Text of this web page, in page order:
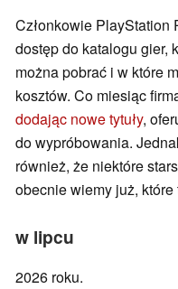
Członkowie PlayStation
dostęp do katalogu gier,
można pobrać i w które
kosztów. Co miesiąc
dodając nowe tytuły,
do wypróbowania.
również, że niektóre
obecnie wiemy już, które
w lipcu
2026 roku.